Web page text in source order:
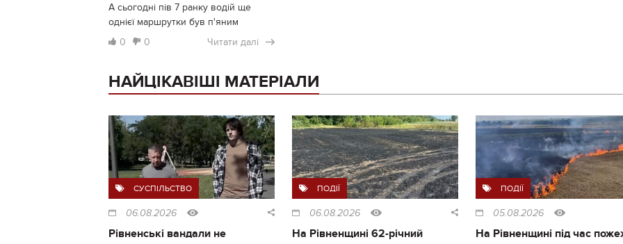
А сьогодні пів 7 ранку водій ще
однієї маршрутки був п'яним
0
0 Читати далі
НАЙЦІКАВІШІ МАТЕРІАЛИ
СУСПІЛЬСТВО
06.08.2026
Рівненські вандали не
ПОДІЇ
06.08.2026
На Рівненщині 62-річний
ПОДІЇ
05.08.2026
На Рівненщині під час